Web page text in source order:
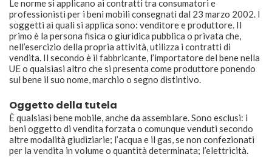
Le norme si applicano ai contratti tra consumatori e
professionisti per i beni mobili consegnati dal 23 marzo 2002. I
soggetti ai quali si applica sono: venditore e produttore. Il
primo è la persona fisica o giuridica pubblica o privata che,
nell’esercizio della propria attività, utilizza i contratti di
vendita. Il secondo è il fabbricante, l’importatore del bene nella
UE o qualsiasi altro che si presenta come produttore ponendo
sul bene il suo nome, marchio o segno distintivo.
Oggetto della tutela
È qualsiasi bene mobile, anche da assemblare. Sono esclusi: i
beni oggetto di vendita forzata o comunque venduti secondo
altre modalità giudiziarie; l’acqua e il gas, se non confezionati
per la vendita in volume o quantità determinata; l’elettricità.